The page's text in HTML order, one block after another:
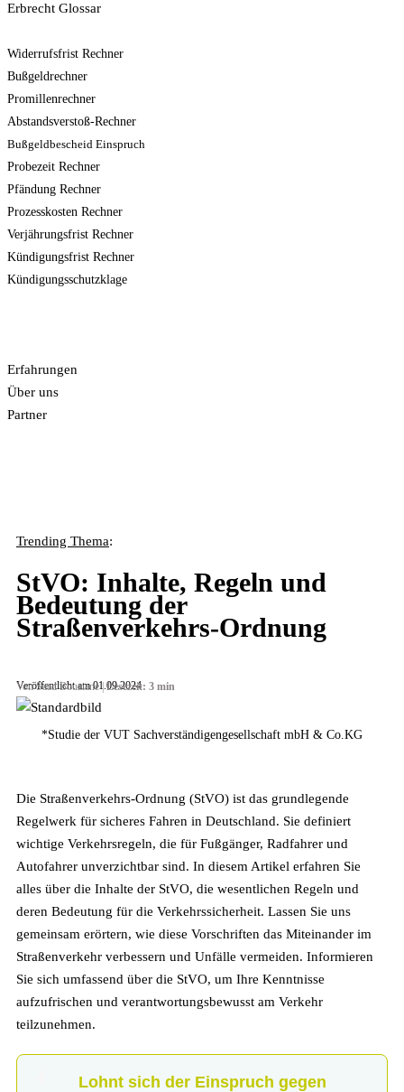
Erbrecht Glossar
Widerrufsfrist Rechner
Bußgeldrechner
Promillenrechner
Abstandsverstoß-Rechner
Bußgeldbescheid Einspruch
Probezeit Rechner
Pfändung Rechner
Prozesskosten Rechner
Verjährungsfrist Rechner
Kündigungsfrist Rechner
Kündigungsschutzklage
Erfahrungen
Über uns
Partner
Trending Thema:
StVO: Inhalte, Regeln und
Bedeutung der
Straßenverkehrs-Ordnung
Veröffentlicht am 01.09.2024
VonSaad Bouziane|Lesezeit: 3 min
*Studie der VUT Sachverständigengesellschaft mbH & Co.KG
Die Straßenverkehrs-Ordnung (StVO) ist das grundlegende
Regelwerk für sicheres Fahren in Deutschland. Sie definiert
wichtige Verkehrsregeln, die für Fußgänger, Radfahrer und
Autofahrer unverzichtbar sind. In diesem Artikel erfahren Sie
alles über die Inhalte der StVO, die wesentlichen Regeln und
deren Bedeutung für die Verkehrssicherheit. Lassen Sie uns
gemeinsam erörtern, wie diese Vorschriften das Miteinander im
Straßenverkehr verbessern und Unfälle vermeiden. Informieren
Sie sich umfassend über die StVO, um Ihre Kenntnisse
aufzufrischen und verantwortungsbewusst am Verkehr
teilzunehmen.
Lohnt sich der Einspruch gegen